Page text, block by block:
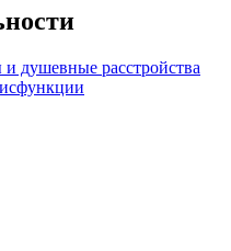
душевные расстройства